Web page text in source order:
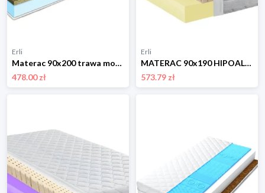
Erli
Materac 90x200 trawa morska Visco Memory 10cm
478.00 zł
Erli
MATERAC 90x190 HIPOALERGICZNY Z LATEKSEM 14CM H2H3
573.79 zł